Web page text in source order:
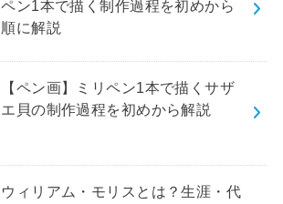
ペン1本で描く制作過程を初めから
順に解説
【ペン画】ミリペン1本で描くサザ
エ貝の制作過程を初めから解説
ウィリアム・モリスとは？生涯・代